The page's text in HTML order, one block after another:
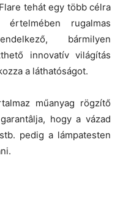
tehát egy több célra
rugalmas
bármilyen
innovatív világítás
a láthatóságot.
műanyag rögzítő
hogy a vázad
pedig a lámpatesten